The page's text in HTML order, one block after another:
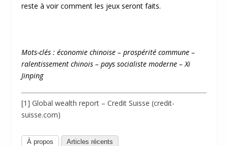
reste à voir comment les jeux seront faits.
Mots-clés : économiechinoise –prospérité commune –
ralentissementchinois –pays socialiste moderne – Xi
Jinping
[1] Global wealth report – Credit Suisse (credit-
suisse.com)
À propos Articles récents